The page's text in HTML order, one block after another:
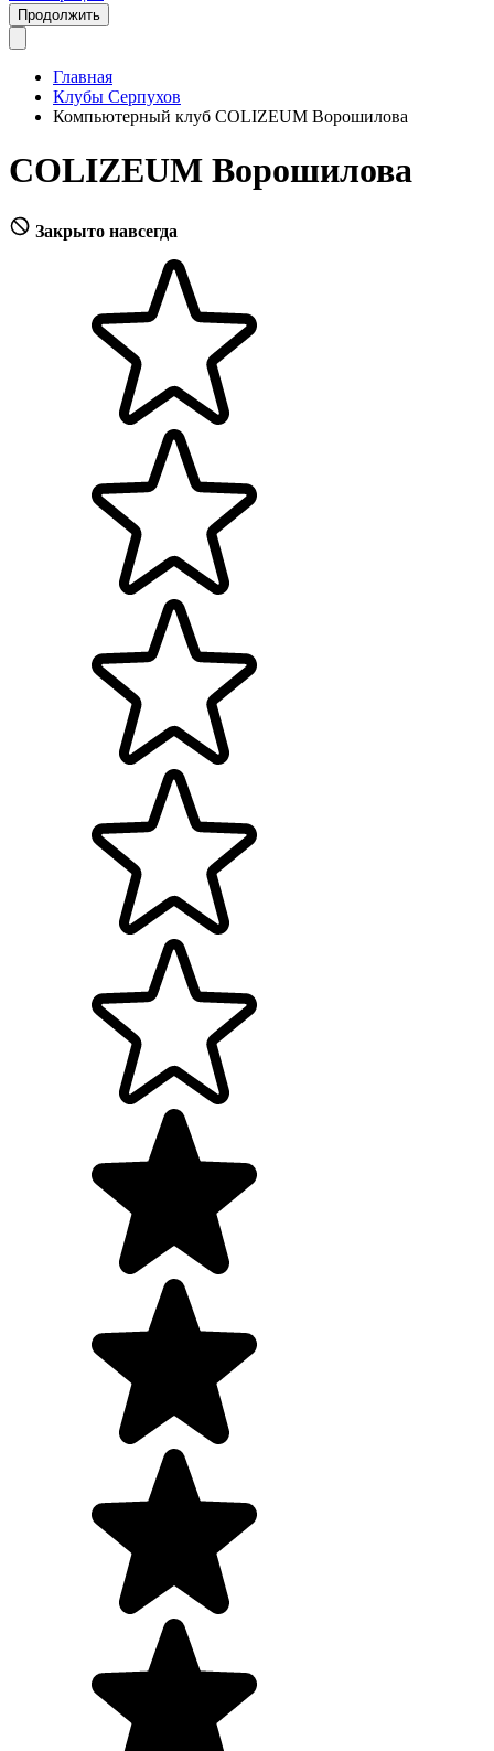
Продолжить
Главная
Клубы Серпухов
Компьютерный клуб COLIZEUM Ворошилова
COLIZEUM Ворошилова
Закрыто навсегда